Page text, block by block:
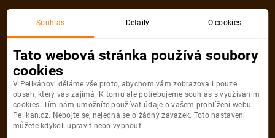
Akční letenka
Souhlas Detaily O cookies
Tato webová stránka používá soubory
cookies
V Pelikánovi děláme vše proto, abychom vám zobrazovali pouze
obsah, který vás zajímá. K tomu ale potřebujeme souhlas s využíváním
cookies. Tím nám umožníte používat údaje o vašem prohlížení webu
Pelikan.cz. Nebojte se, nejedná se o žádný závazek. Toto nastavení
můžete kdykoli upravit nebo vypnout.